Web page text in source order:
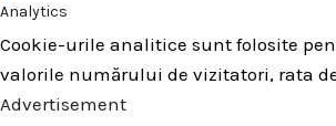
Analytics
Cookie-urile analitice sunt folosite
valorile numărului de vizitatori, rata
Advertisement